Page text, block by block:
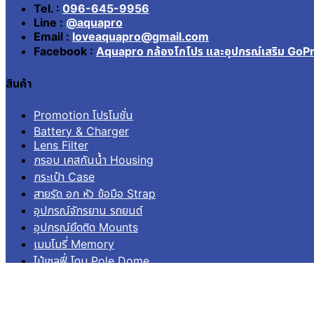
Tel. : 096-645-9956
Line : @aquapro
Email : loveaquapro@gmail.com
Facebook : Aquapro กล้องโกโปร และอุปกรณ์เสริม
สินค้า
Promotion โปรโมชั่น
Battery & Charger
Lens Filter
กรอบ เคสกันน้ำ Housing
กระเป๋า Case
สายรัด อก หัว ข้อมือ Strap
อุปกรณ์จักรยาน รถยนต์
อุปกรณ์ยึดติด Mounts
เมมโมรี่ Memory
ไม้เซลฟี่ โดม Pole Dome